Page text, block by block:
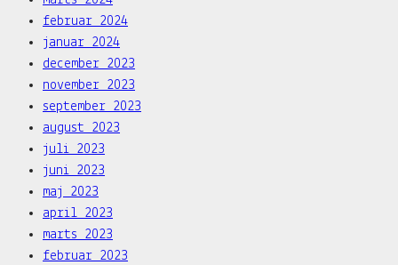
februar 2024
januar 2024
december 2023
november 2023
september 2023
august 2023
juli 2023
juni 2023
maj 2023
april 2023
marts 2023
februar 2023